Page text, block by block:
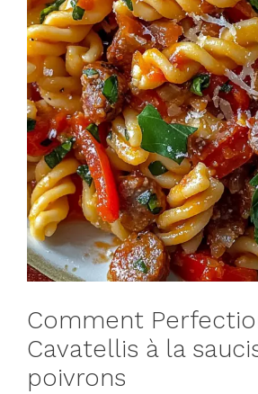
Comment
Cavatellis à la
poivrons